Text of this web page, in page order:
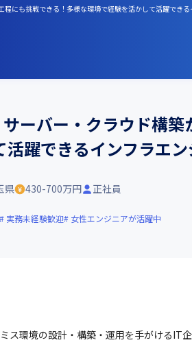
にも挑戦できる！多様な環境で経験を活かして活躍でき
ーバー・クラウド構
躍できるインフラエ
県 430-700万円 正社員
実務未経験歓迎 女性エンジニアが活躍中
環境の設計・構築・運用を手がけるIT企